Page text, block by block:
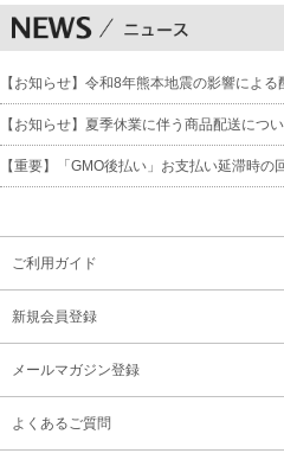
【お知らせ】令和8年熊本地震の影響によ
【お知らせ】夏季休業に伴う商品配送につ
【重要】「GMO後払い」お支払い延滞時
ご利用ガイド
新規会員登録
メールマガジン登録
よくあるご質問